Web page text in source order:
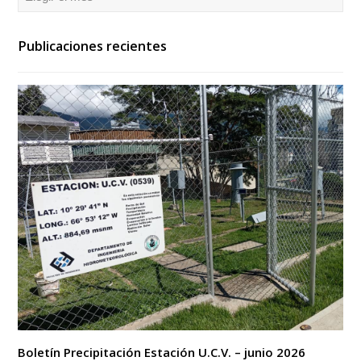
Publicaciones recientes
Boletín Precipitación Estación U.C.V. – junio 2026